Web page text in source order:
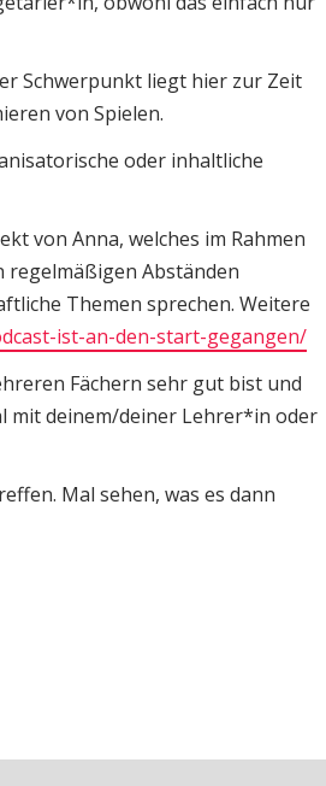
Schwerpunkt liegt hier zur Zeit
von Spielen.
oder inhaltliche
von Anna, welches im Rahmen
regelmäßigen Abständen
Themen sprechen. Weitere
ist-an-den-start-gegangen/
Fächern sehr gut bist und
mit deinem/deiner Lehrer*in oder
Mal sehen, was es dann